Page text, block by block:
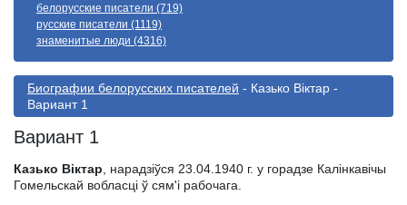
белорусские писатели (719)
русские писатели (1119)
знаменитые люди (4316)
Биографии белорусскиx писателей - Казько Віктар -
Вариант 1
Вариант 1
Казько Віктар , нарадзіўся 23.04.1940 г. у горадзе Калінкавічы
Гомельскай вобласці ў сям'і рабочага.